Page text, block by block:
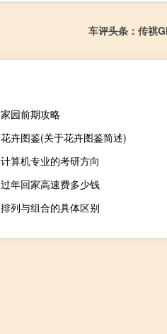
车评头条：传祺
家园前期攻略
花卉图鉴(关于花卉图鉴简述)
计算机专业的考研方向
过年回家高速费多少钱
排列与组合的具体区别